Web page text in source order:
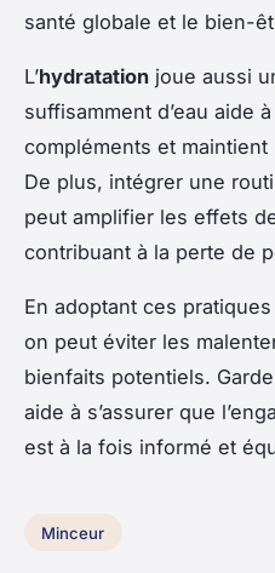
santé globale et le bien-
L’hydratation joue aussi
suffisamment d’eau aide
compléments et
De plus, intégrer une
peut amplifier les effets
contribuant à la perte de
En adoptant ces
on peut éviter les
bienfaits potentiels.
aide à s’assurer que
est à la fois informé et
Minceur